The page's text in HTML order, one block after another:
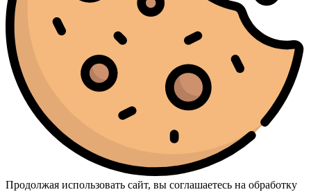
Продолжая использовать сайт, вы соглашаетесь на обработку